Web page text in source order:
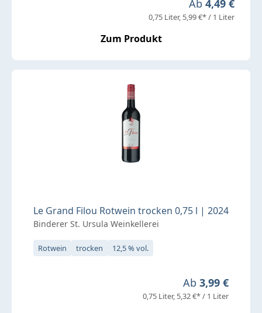
Ab 4,49 €
0,75 Liter 5,99 €* / 1 Liter
Zum Produkt
Le Grand Filou Rotwein trocken 0,75 l | 2024
Binderer St. Ursula Weinkellerei
Rotwein trocken 12,5 % vol.
Regulärer Preis:
Ab 3,99 €
0,75 Liter 5,32 €* / 1 Liter